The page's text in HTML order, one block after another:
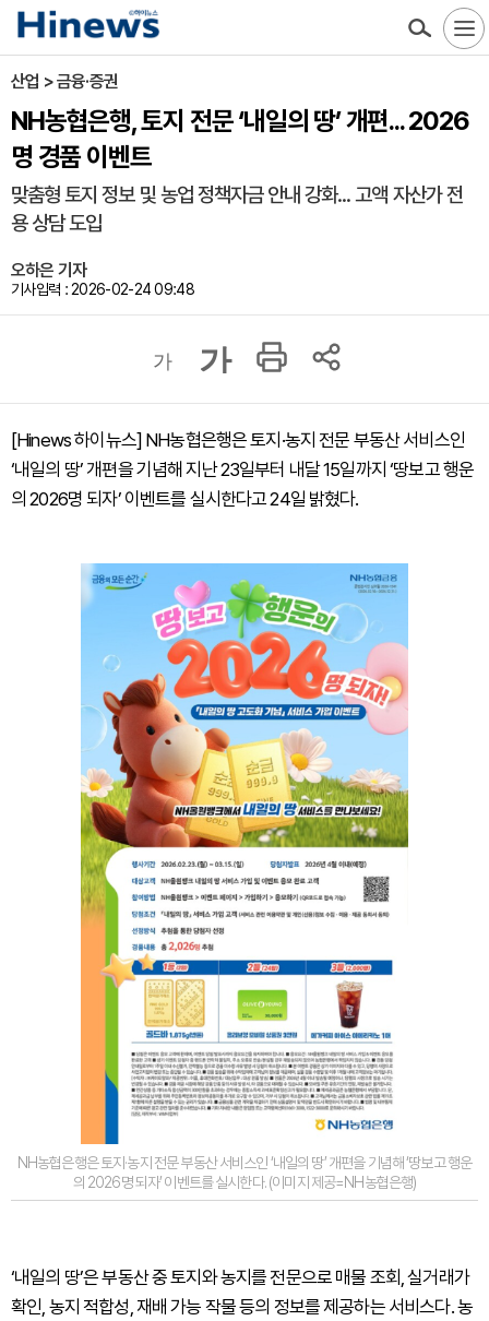
산업 > 금융·증권
NH농협은행, 토지 전문 ‘내일의 땅’ 개편... 2026
명 경품 이벤트
맞춤형 토지 정보 및 농업 정책자금 안내 강화... 고액 자산가 전
용 상담 도입
오하은 기자
기사입력 : 2026-02-24 09:48
가 가
[Hinews 하이뉴스] NH농협은행은 토지·농지 전문 부동산 서비스인
‘내일의 땅’ 개편을 기념해 지난 23일부터 내달 15일까지 ‘땅보고 행운
의 2026명 되자’ 이벤트를 실시한다고 24일 밝혔다.
NH농협은행은 토지·농지 전문 부동산 서비스인 ‘내일의 땅’ 개편을 기념해 ‘땅보고 행운
의 2026명 되자’ 이벤트를 실시한다. (이미지 제공=NH농협은행)
‘내일의 땅’은 부동산 중 토지와 농지를 전문으로 매물 조회, 실거래가
확인, 농지 적합성, 재배 가능 작물 등의 정보를 제공하는 서비스다. 농